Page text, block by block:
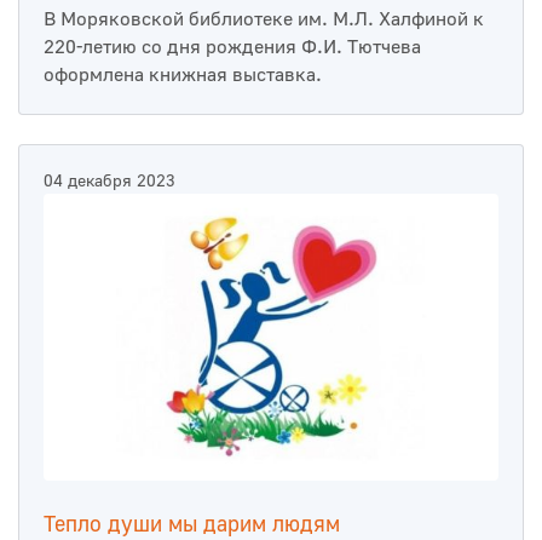
В Моряковской библиотеке им. М.Л. Халфиной к
220-летию со дня рождения Ф.И. Тютчева
оформлена книжная выставка.
04 декабря 2023
Тепло души мы дарим людям